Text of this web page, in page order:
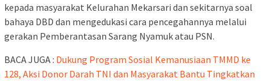
kepada masyarakat Kelurahan Mekarsari dan sekitarnya soal
bahaya DBD dan mengedukasi cara pencegahannya melalui
gerakan Pemberantasan Sarang Nyamuk atau PSN.
BACA JUGA : Dukung Program Sosial Kemanusiaan TMMD ke
128, Aksi Donor Darah TNI dan Masyarakat Bantu Tingkatkan